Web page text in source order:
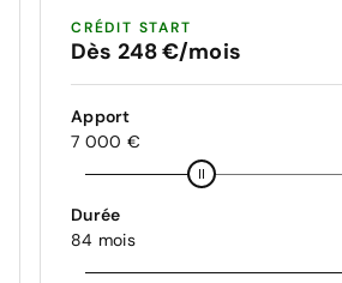
CRÉDIT START
Dès 248 €/mois
Apport
7 000 €
Durée
84 mois